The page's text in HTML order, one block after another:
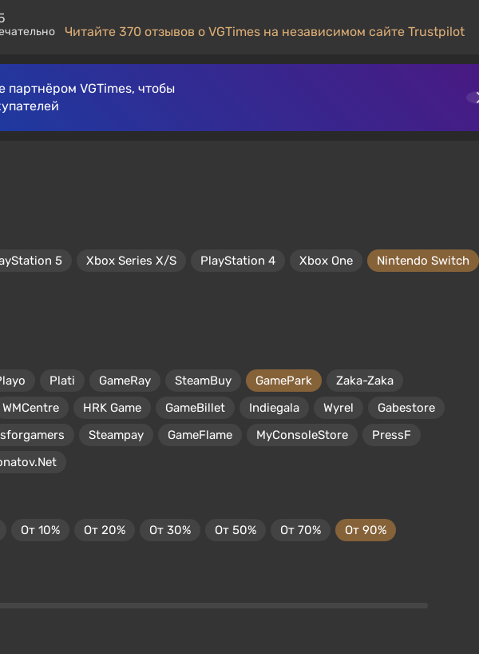
Читайте 370 отзывов о VGTimes на независимом сайте Trustpilot
партнёром VGTimes, чтобы
5 Xbox Series X/S PlayStation 4 Xbox One
Nintendo Switch
Plati GameRay SteamBuy GamePark
Zaka-Zaka
WMCentre HRK Game GameBillet Indiegala Wyrel
Gabestore
Steampay GameFlame MyConsoleStore
PressF
От 10% От 20% От 30% От 50% От 70% От 90%